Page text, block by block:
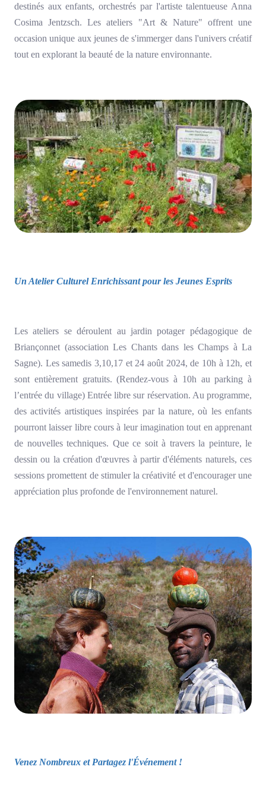
destinés aux enfants, orchestrés par l'artiste talentueuse Anna
Cosima Jentzsch. Les ateliers "Art & Nature" offrent une
occasion unique aux jeunes de s'immerger dans l'univers créatif
tout en explorant la beauté de la nature environnante.
Un Atelier Culturel Enrichissant pour les Jeunes Esprits
Les ateliers se déroulent au jardin potager pédagogique de
Briançonnet (association Les Chants dans les Champs à La
Sagne). Les samedis 3,10,17 et 24 août 2024, de 10h à 12h, et
sont entièrement gratuits. (Rendez-vous à 10h au parking à
l’entrée du village) Entrée libre sur réservation. Au programme,
des activités artistiques inspirées par la nature, où les enfants
pourront laisser libre cours à leur imagination tout en apprenant
de nouvelles techniques. Que ce soit à travers la peinture, le
dessin ou la création d'œuvres à partir d'éléments naturels, ces
sessions promettent de stimuler la créativité et d'encourager une
appréciation plus profonde de l'environnement naturel.
Venez Nombreux et Partagez l'Événement !